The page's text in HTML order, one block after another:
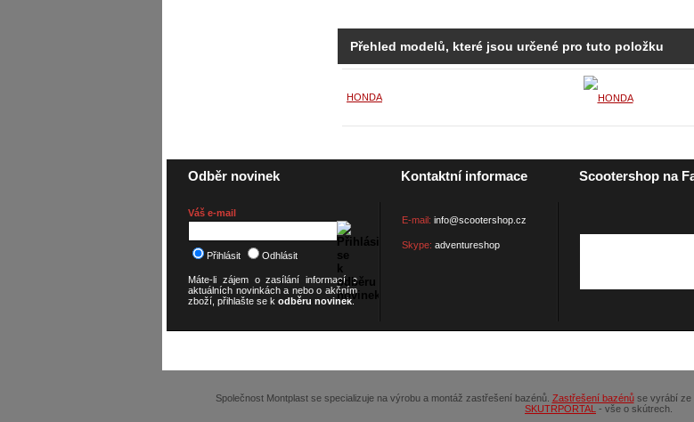
Přehled modelů, které jsou určené pro tuto položku
HONDA
Odběr novinek
Váš e-mail
Přihlásit Odhlásit
Máte-li zájem o zasílání informací o
aktuálních novinkách a nebo o akčním
zboží, přihlašte se k odběru novinek.
Kontaktní informace
E-mail: info@scootershop.cz
Skype: adventureshop
Scootershop na
Společnost Montplast se specializuje na výrobu a montáž zastřešení bazénů. Zastřešení bazénůse vyrábí ze
SKUTRPORTAL - vše o skútrech.